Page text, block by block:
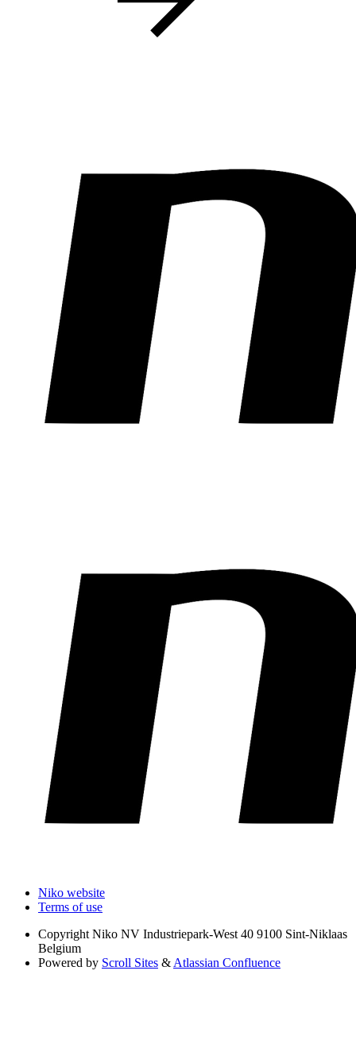
Niko website
Terms of use
Copyright Niko NV Industriepark-West 40 9100 Sint-Niklaas
Belgium
Powered by Scroll Sites & Atlassian Confluence